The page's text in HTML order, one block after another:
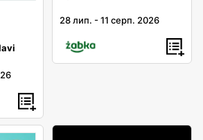
28 лип. -11 серп. 2026